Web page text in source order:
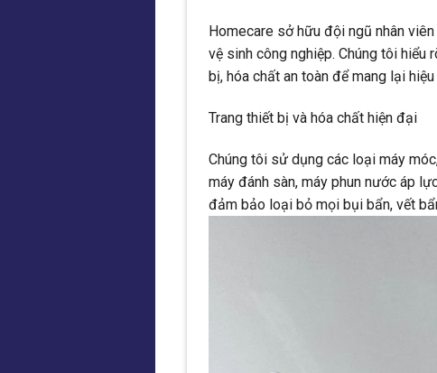
Homecare sở hữu đội ngũ nhân
vệ sinh công nghiệp. Chúng tôi
bị, hóa chất an toàn để mang lại
Trang thiết bị và hóa chất hiện đại
Chúng tôi sử dụng các loại máy
máy đánh sàn, máy phun nước áp
đảm bảo loại bỏ mọi bụi bẩn, vết